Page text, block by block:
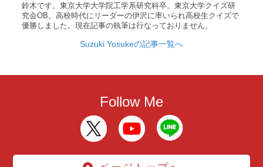
鈴木です。東京大学大学院工学系研究科卒。東京大学クイズ研
究会OB。高校時代にリーダーの伊沢に率いられ高校生クイズで
優勝しました。現在記事の執筆は行なっておりません。
Suzuki Yosukeの記事一覧へ
Follow Me